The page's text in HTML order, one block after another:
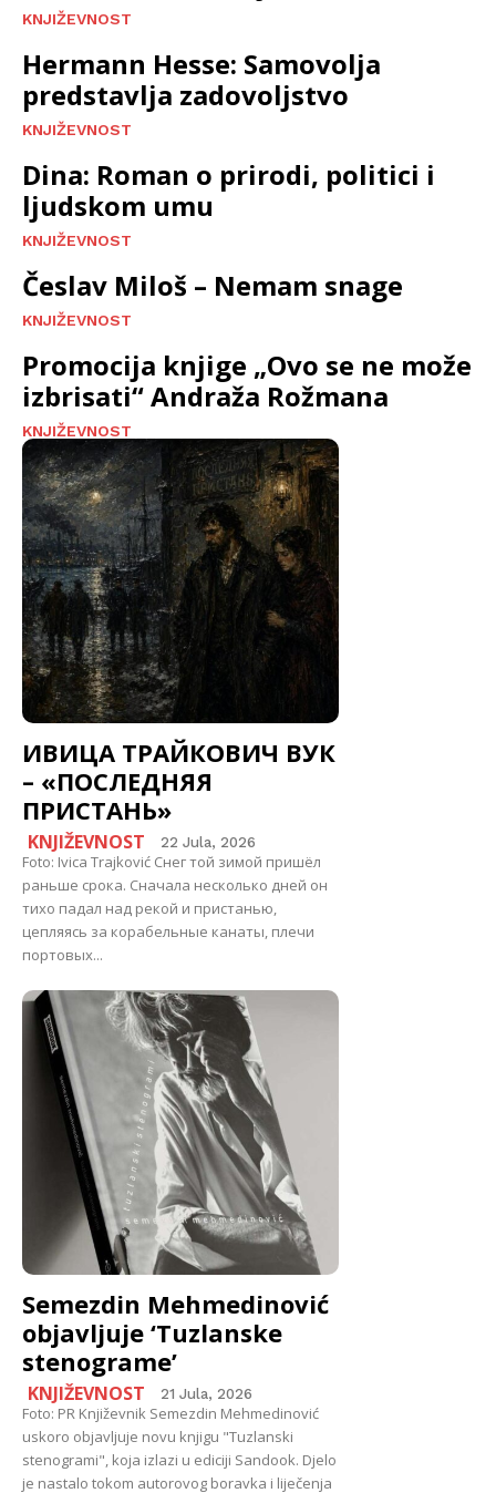
KNJIŽEVNOST
Hermann Hesse: Samovolja
predstavlja zadovoljstvo
KNJIŽEVNOST
Dina: Roman o prirodi, politici i
ljudskom umu
KNJIŽEVNOST
Česlav Miloš – Nemam snage
KNJIŽEVNOST
Promocija knjige „Ovo se ne može
izbrisati“ Andraža Rožmana
KNJIŽEVNOST
ИВИЦА ТРАЙКОВИЧ ВУК
– «ПОСЛЕДНЯЯ
ПРИСТАНЬ»
KNJIŽEVNOST 22 Jula, 2026
Foto: Ivica Trajković Снег той зимой пришёл
раньше срока. Сначала несколько дней он
тихо падал над рекой и пристанью,
цепляясь за корабельные канаты, плечи
портовых...
Semezdin Mehmedinović
objavljuje ‘Tuzlanske
stenograme’
KNJIŽEVNOST 21 Jula, 2026
Foto: PR Književnik Semezdin Mehmedinović
uskoro objavljuje novu knjigu "Tuzlanski
stenogrami", koja izlazi u ediciji Sandook. Djelo
je nastalo tokom autorovog boravka i liječenja